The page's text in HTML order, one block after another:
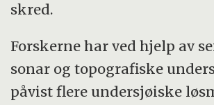
skred.
Forskerne har ved hjelp av
sonar og topografiske
påvist flere undersjøiske